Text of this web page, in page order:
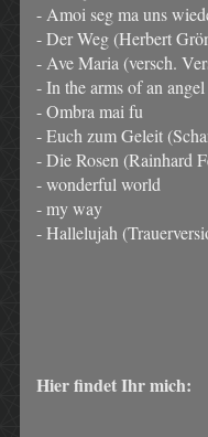
- Amoi seg ma uns
- Der Weg (Herbert
- Ave Maria (versch.
- In the arms of an angel
- Ombra mai fu
- Euch zum Geleit
- Die Rosen (Rainhard
- wonderful world
- my way
- Hallelujah
Hier findet Ihr mich: